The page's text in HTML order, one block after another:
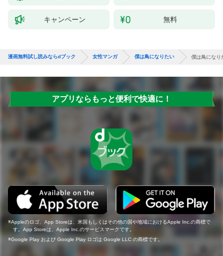
キャンペーン 無料
漫画無料試し読みならdブック 女性マンガ 僕は鳥になりたい 僕は鳥になり
アプリならもっと便利で快適に！
Appleのロゴ、App Storeは、米国もしくはその他の国や地域におけるApple Inc.の商標で
す。App Storeは、Apple Inc.のサービスマークです。
Google Play および Google Play ロゴは Google LLC の商標です。